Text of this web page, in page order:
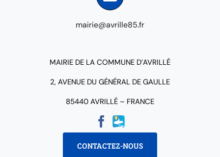
mairie@avrille85.fr
MAIRIE DE LA COMMUNE D’AVRILLÉ
2, AVENUE DU GÉNÉRAL DE GAULLE
85440 AVRILLÉ – FRANCE
CONTACTEZ-NOUS